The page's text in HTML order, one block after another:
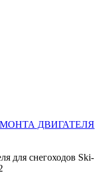
ДВИГАТЕЛЯ
для снегоходов Ski-